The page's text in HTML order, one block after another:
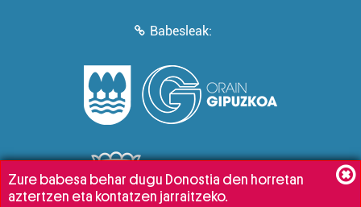
Babesleak:
Zure babesa behar dugu Donostia den horretan
aztertzen eta kontatzen jarraitzeko.